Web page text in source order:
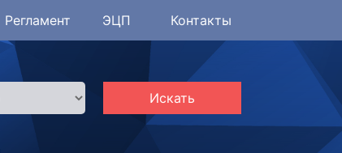
Регламент ЭЦП Контакты
Искать